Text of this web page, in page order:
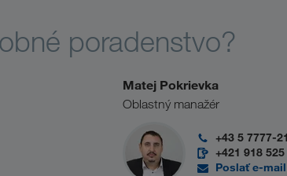
poradenstvo?
Matej Pokrievka
Oblastný manažér
+43 5 7777-
+421 918
Poslať e-mail